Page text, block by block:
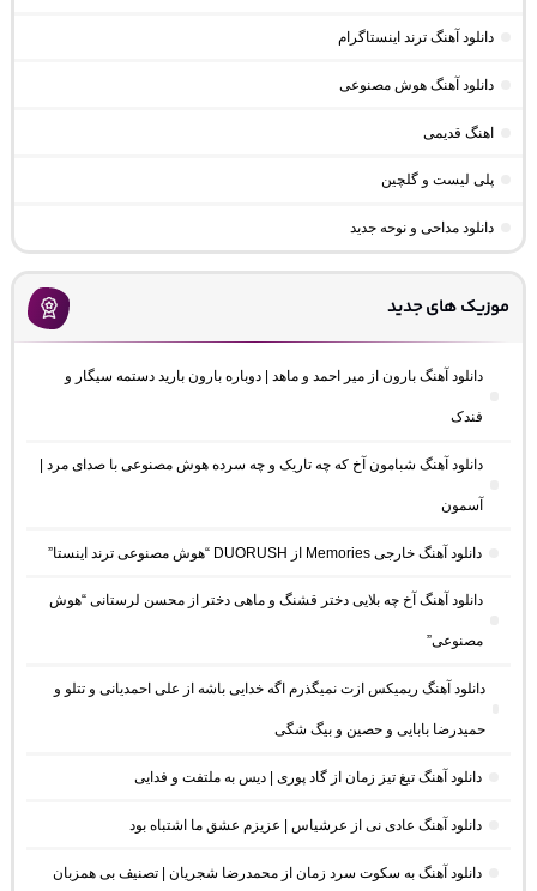
دانلود آهنگ ترند اینستاگرام
دانلود آهنگ هوش مصنوعی
اهنگ قدیمی
پلی لیست و گلچین
دانلود مداحی و نوحه جدید
موزیک های جدید
دانلود آهنگ بارون از میر احمد و ماهد | دوباره بارون بارید دستمه سیگار و
فندک
دانلود آهنگ شبامون آخ که چه تاریک و چه سرده هوش مصنوعی با صدای مرد |
آسمون
دانلود آهنگ خارجی Memories از DUORUSH “هوش مصنوعی ترند اینستا”
دانلود آهنگ آخ چه بلایی دختر قشنگ و ماهی دختر از محسن لرستانی “هوش
مصنوعی”
دانلود آهنگ ریمیکس ازت نمیگذرم اگه خدایی باشه از علی احمدیانی و تتلو و
حمیدرضا بابایی و حصین و بیگ شگی
دانلود آهنگ تیغ تیز زمان از گاد پوری | دیس به ملتفت و فدایی
دانلود آهنگ عادی نی از عرشیاس | عزیزم عشق ما اشتباه بود
دانلود آهنگ به سکوت سرد زمان از محمدرضا شجریان | تصنیف بی همزبان